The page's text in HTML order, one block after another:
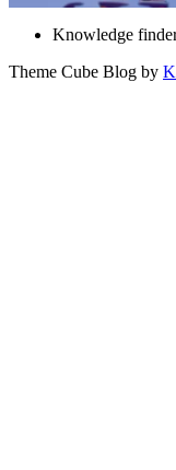
Knowledge
Theme Cube Blog by